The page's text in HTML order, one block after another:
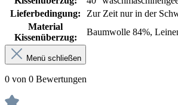
Lieferbedingung:
Zur Zeit nur in der
Material
Kissenüberzug:
Baumwolle 84%,
Menü schließen
0 von 0 Bewertungen